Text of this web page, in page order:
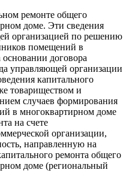
ремонте общего
доме. Эти сведения
организацией по решению
помещений в
договора
управляющей организации
капитального
товариществом и
случаев формирования
в многоквартирном доме
на счете
организации,
направленную на
ремонта общего
доме (региональный